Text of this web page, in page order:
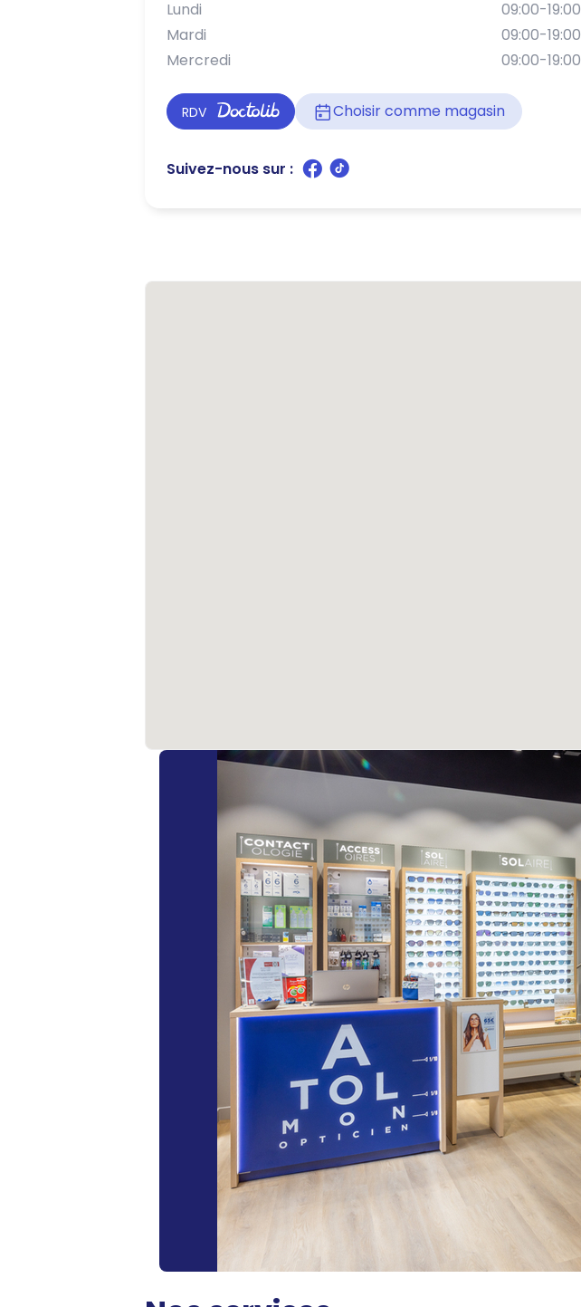
Lundi
09:00-19:00
Mardi
09:00-19:00
Mercredi
09:00-19:00
RDV Choisir comme magasin
Suivez-nous sur :